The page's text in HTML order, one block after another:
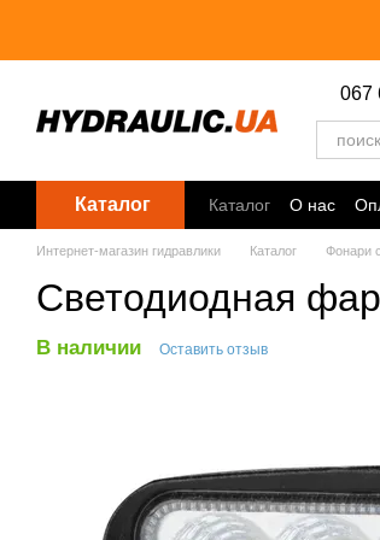
067
Каталог Каталог О нас
Точки выдачи
Интернет-магазин гидравлики Каталог Фонари
Светодиодная
В наличии
Оставить отзыв